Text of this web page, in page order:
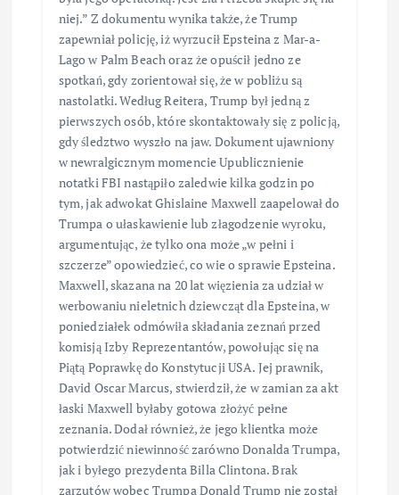
niej.” Z dokumentu wynika także, że Trump
zapewniał policję, iż wyrzucił Epsteina z Mar-a-
Lago w Palm Beach oraz że opuścił jedno ze
spotkań, gdy zorientował się, że w pobliżu są
nastolatki. Według Reitera, Trump był jedną z
pierwszych osób, które skontaktowały się z policją,
gdy śledztwo wyszło na jaw. Dokument ujawniony
w newralgicznym momencie Upublicznienie
notatki FBI nastąpiło zaledwie kilka godzin po
tym, jak adwokat Ghislaine Maxwell zaapelował do
Trumpa o ułaskawienie lub złagodzenie wyroku,
argumentując, że tylko ona może „w pełni i
szczerze” opowiedzieć, co wie o sprawie Epsteina.
Maxwell, skazana na 20 lat więzienia za udział w
werbowaniu nieletnich dziewcząt dla Epsteina, w
poniedziałek odmówiła składania zeznań przed
komisją Izby Reprezentantów, powołując się na
Piątą Poprawkę do Konstytucji USA. Jej prawnik,
David Oscar Marcus, stwierdził, że w zamian za akt
łaski Maxwell byłaby gotowa złożyć pełne
zeznania. Dodał również, że jego klientka może
potwierdzić niewinność zarówno Donalda Trumpa,
jak i byłego prezydenta Billa Clintona. Brak
zarzutów wobec Trumpa Donald Trump nie został